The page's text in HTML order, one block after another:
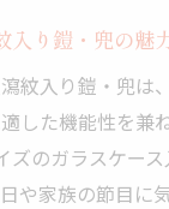
入り鎧・兜の魅
紋入り鎧・兜は
した機能性を兼
ズのガラスケー
や家族の節目に